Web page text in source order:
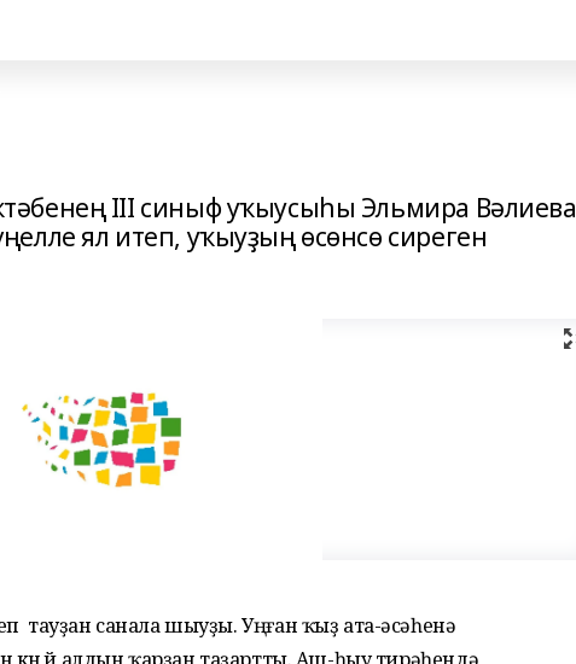
III cиныф уҡыусыһы Эльмира Вәлиева
ял итеп, уҡыуҙың өсөнсө сиреген
тауҙан санала шыуҙы. Уңған ҡыҙ ата-әсәһенә